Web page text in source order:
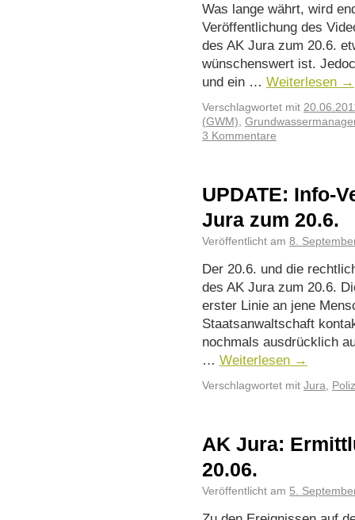
Was lange währt, wird
Veröffentlichung des
des AK Jura zum 20.6.
wünschenswert ist.
und ein … Weiterlesen →
Verschlagwortet mit
(GWM),
3 Kommentare
UPDATE: Info-
Jura zum 20.6.
Veröffentlicht am 8.
Der 20.6. und die
des AK Jura zum 20.6.
erster Linie an jene
Staatsanwaltschaft
nochmals ausdrücklich
… Weiterlesen →
Verschlagwortet mit Jura,
AK Jura:
20.06.
Veröffentlicht am 5.